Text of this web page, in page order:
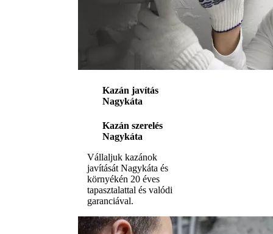
Kazán javítás
Nagykáta
Kazán szerelés
Nagykáta
Vállaljuk kazánok
javítását Nagykáta és
környékén 20 éves
tapasztalattal és valódi
garanciával.